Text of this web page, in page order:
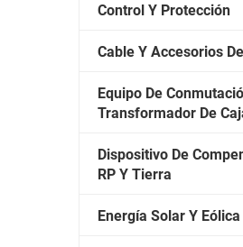
Control Y Protección
Cable Y Accesorios
Equipo De
Transformador De
Dispositivo De
RP Y Tierra
Energía Solar Y Eólica